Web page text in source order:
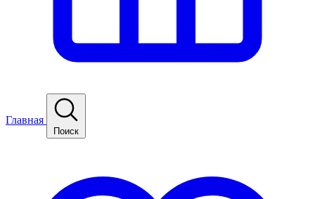
Главная
Поиск